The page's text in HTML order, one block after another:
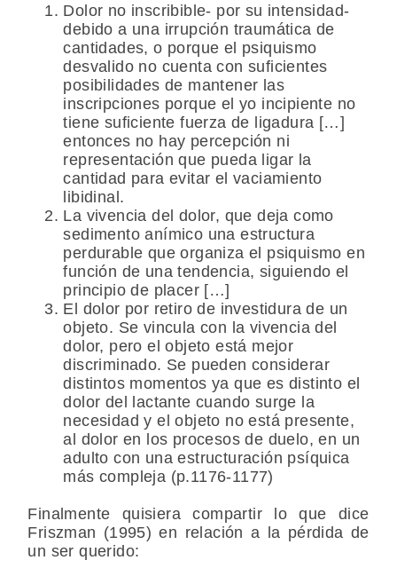
Dolor no inscribible- por su intensidad-
debido a una irrupción traumática de
cantidades, o porque el psiquismo
desvalido no cuenta con suficientes
posibilidades de mantener las
inscripciones porque el yo incipiente no
tiene suficiente fuerza de ligadura […]
entonces no hay percepción ni
representación que pueda ligar la
cantidad para evitar el vaciamiento
libidinal.
La vivencia del dolor, que deja como
sedimento anímico una estructura
perdurable que organiza el psiquismo en
función de una tendencia, siguiendo el
principio de placer […]
El dolor por retiro de investidura de un
objeto. Se vincula con la vivencia del
dolor, pero el objeto está mejor
discriminado. Se pueden considerar
distintos momentos ya que es distinto el
dolor del lactante cuando surge la
necesidad y el objeto no está presente,
al dolor en los procesos de duelo, en un
adulto con una estructuración psíquica
más compleja (p.1176-1177)
Finalmente quisiera compartir lo que dice
Friszman (1995) en relación a la pérdida de
un ser querido: